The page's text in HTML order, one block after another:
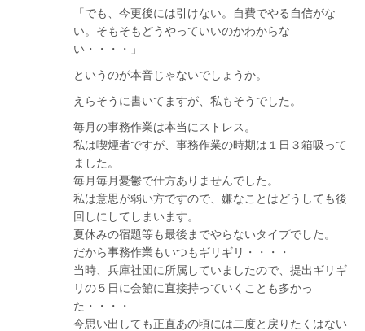
「でも、今更後には引けない。自費でやる自信がな
い。そもそもどうやっていいのかわからな
い・・・・」
というのが本音じゃないでしょうか。
えらそうに書いてますが、私もそうでした。
毎月の事務作業は本当にストレス。
私は喫煙者ですが、事務作業の時期は１日３箱吸って
ました。
毎月毎月憂鬱で仕方ありませんでした。
私は意思が弱い方ですので、嫌なことはどうしても後
回しにしてしまいます。
夏休みの宿題等も最後までやらないタイプでした。
だから事務作業もいつもギリギリ・・・・
当時、兵庫社団に所属していましたので、提出ギリギ
リの５日に会館に直接持っていくことも多かっ
た・・・・
今思い出しても正直あの頃には二度と戻りたくはない